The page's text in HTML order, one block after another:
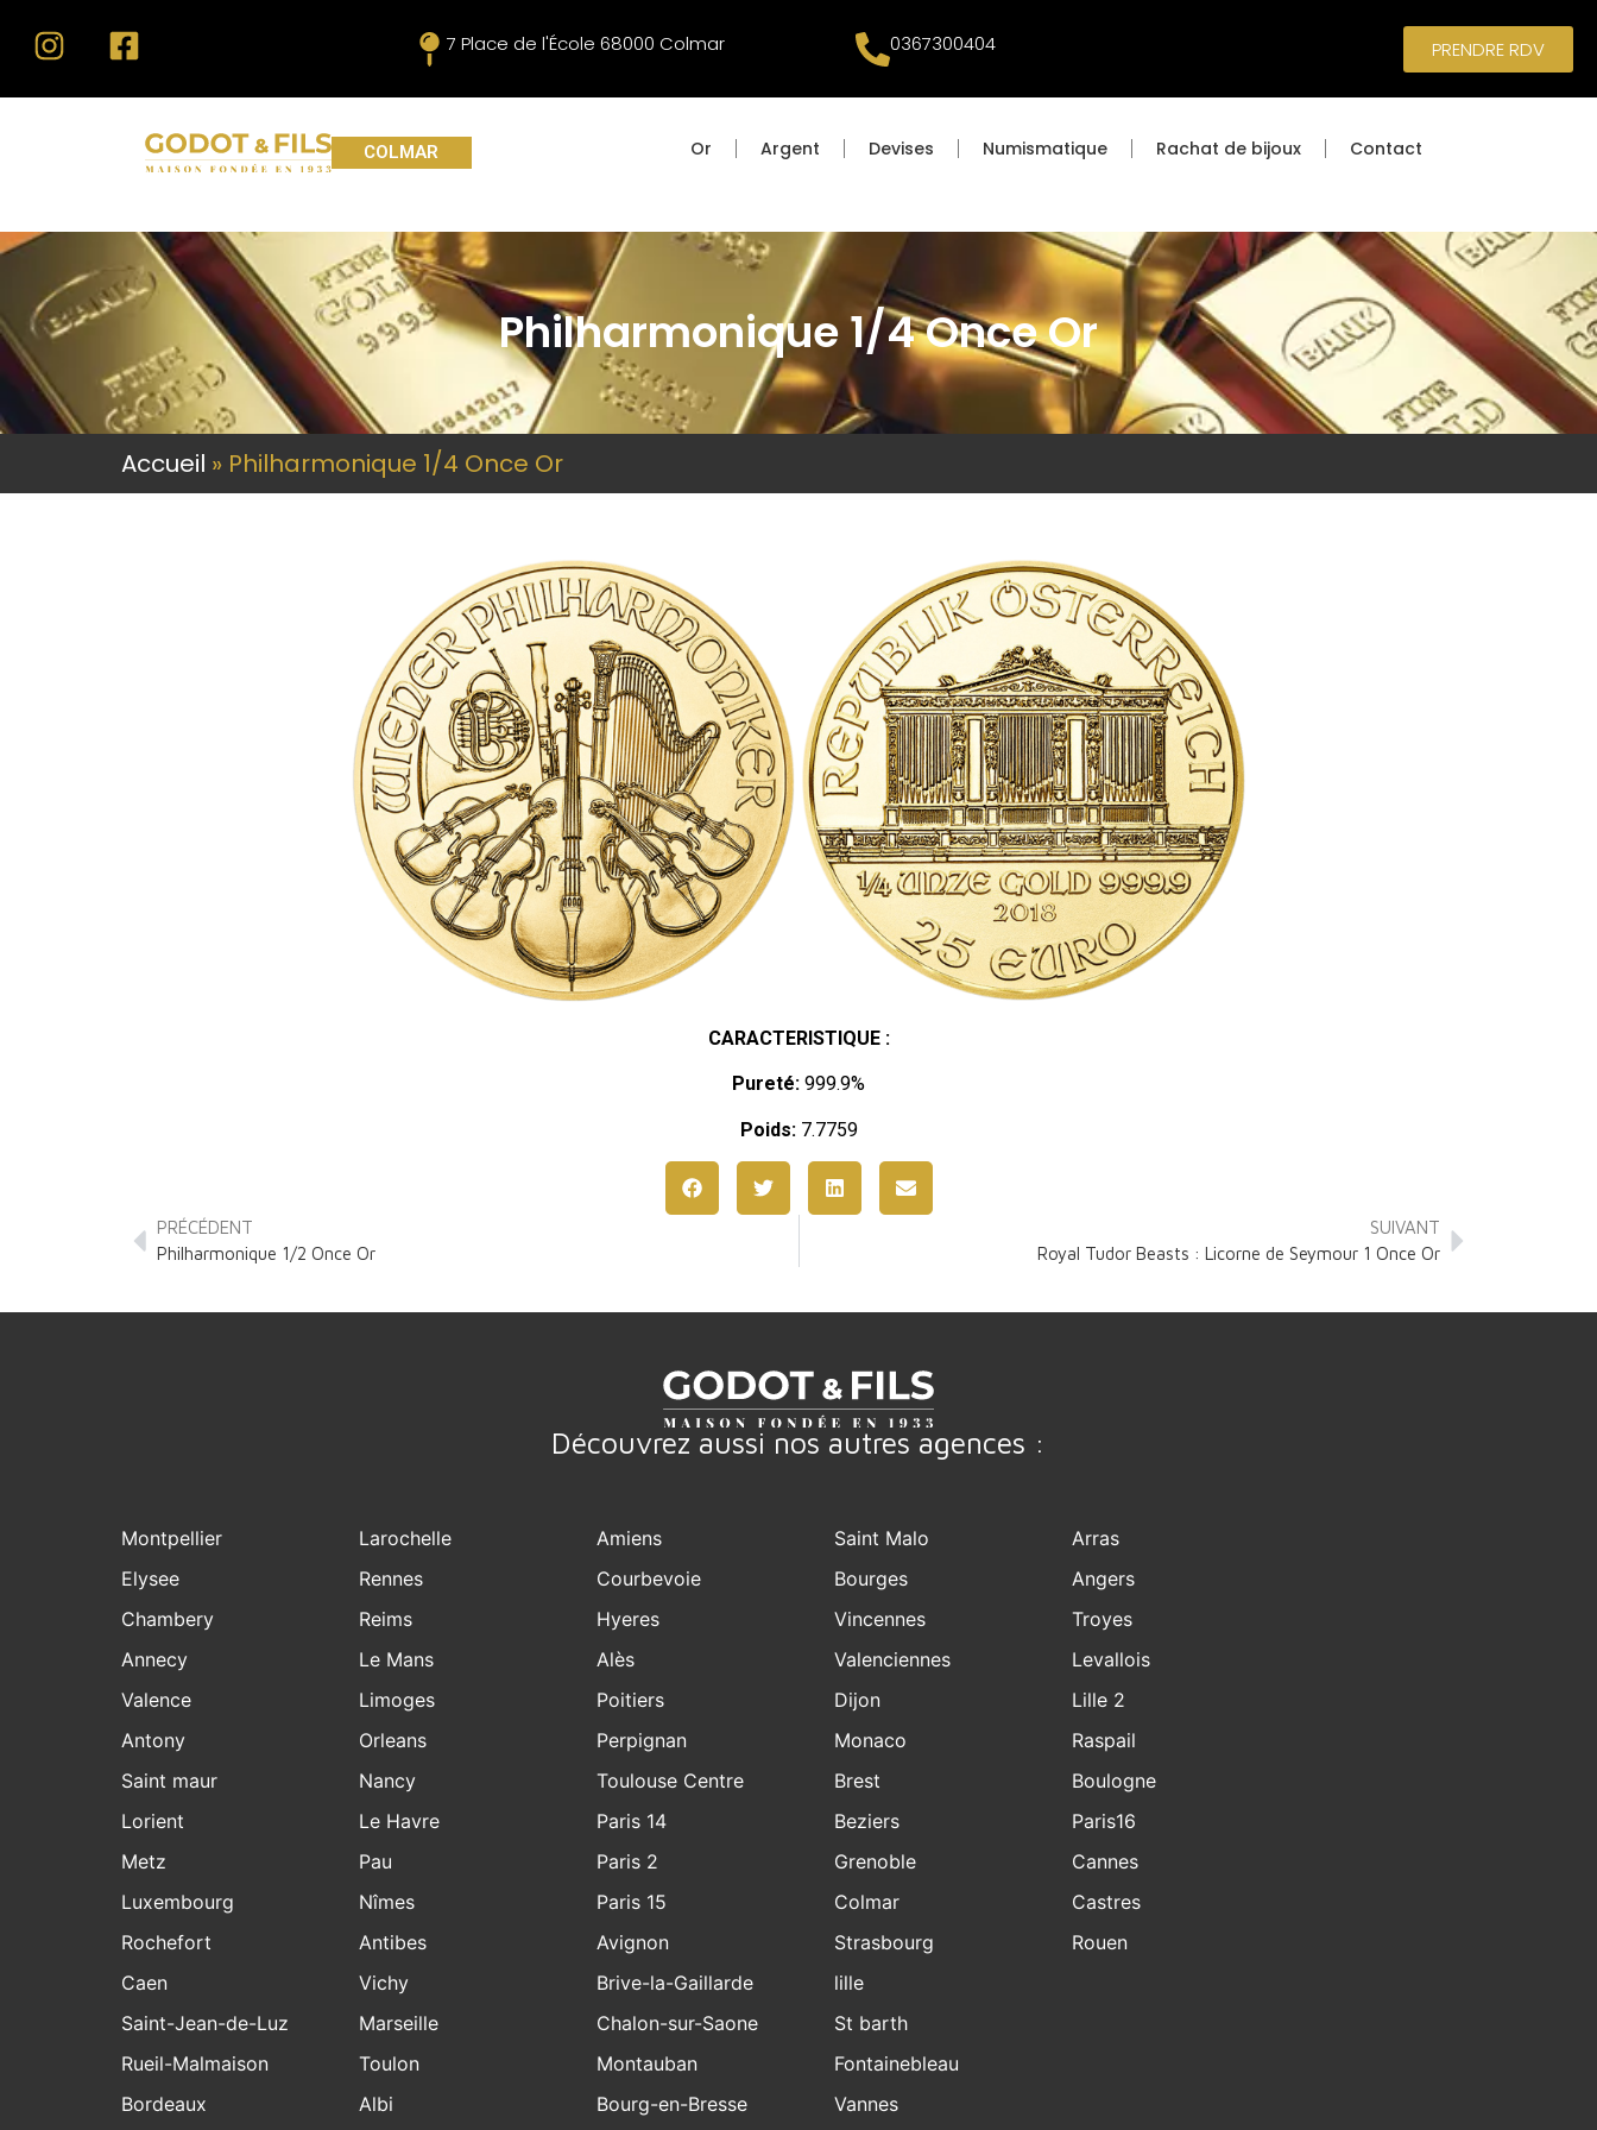
7 Place de l'École 68000 Colmar 0367300404 PRENDRE RDV
COLMAR Or Argent Devises Numismatique Rachat de bijoux Contact
Philharmonique 1/4 Once Or
Accueil » Philharmonique 1/4 Once Or
CARACTERISTIQUE :
Pureté: 999.9%
Poids:7.7759
PRÉCÉDENT
Philharmonique 1/2 Once Or
SUIVANT
Royal Tudor Beasts : Licorne de Seymour 1 Once Or
Découvrez aussi nos autres agences :
Montpellier
Elysee
Chambery
Annecy
Valence
Antony
Saint maur
Lorient
Metz
Luxembourg
Rochefort
Larochelle
Rennes
Reims
Le Mans
Limoges
Orleans
Nancy
Le Havre
Pau
Nîmes
Antibes
Amiens
Courbevoie
Hyeres
Alès
Poitiers
Perpignan
Toulouse Centre
Paris 14
Paris 2
Paris 15
Avignon
Saint Malo
Bourges
Vincennes
Valenciennes
Dijon
Monaco
Brest
Beziers
Grenoble
Colmar
Strasbourg
Arras
Angers
Troyes
Levallois
Lille 2
Raspail
Boulogne
Paris16
Cannes
Castres
Rouen
Caen
Saint-Jean-de-Luz
Rueil-Malmaison
Bordeaux
Vichy
Marseille
Toulon
Albi
Brive-la-Gaillarde
Chalon-sur-Saone
Montauban
Bourg-en-Bresse
lille
St barth
Fontainebleau
Vannes